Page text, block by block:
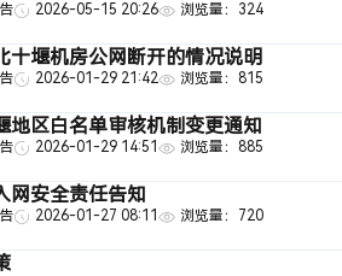
2026-05-15 20:26 浏览量：324
十堰机房公网断开的情况说明
2026-01-29 21:42 浏览量：815
地区白名单审核机制变更通知
2026-01-29 14:51 浏览量：885
网安全责任告知
2026-01-27 08:11 浏览量：720